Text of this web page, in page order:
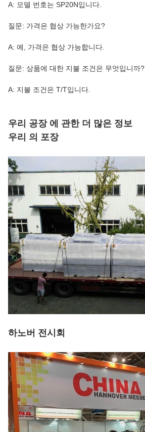
A: 모델 번호는 SP20N입니다.
질문: 가격은 협상 가능한가요?
A: 예, 가격은 협상 가능합니다.
질문: 상품에 대한 지불 조건은 무엇입니까?
A: 지불 조건은 T/T입니다.
우리 공장 에 관한 더 많은 정보
우리 의 포장
하노버 전시회